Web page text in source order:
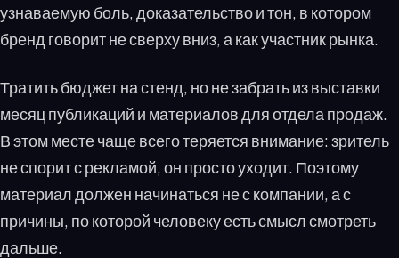
узнаваемую боль, доказательство и тон, в котором
бренд говорит не сверху вниз, а как участник рынка.
Тратить бюджет на стенд, но не забрать из выставки
месяц публикаций и материалов для отдела продаж.
В этом месте чаще всего теряется внимание: зритель
не спорит с рекламой, он просто уходит. Поэтому
материал должен начинаться не с компании, а с
причины, по которой человеку есть смысл смотреть
дальше.